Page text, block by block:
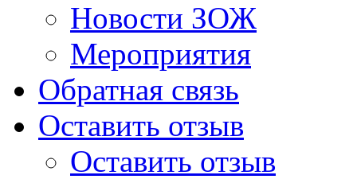
Новости ЗОЖ
Мероприятия
Обратная связь
Оставить отзыв
Оставить отзыв